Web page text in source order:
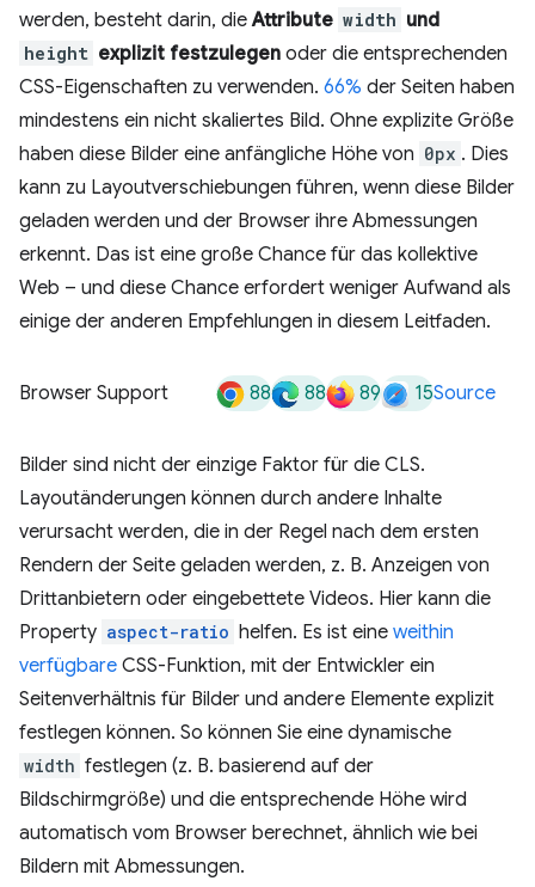
werden, besteht darin, dieAttribute width und
height explizit festzulegen oder die entsprechenden
CSS-Eigenschaften zu verwenden. 66% der Seiten haben
mindestens ein nicht skaliertes Bild. Ohne explizite Größe
haben diese Bilder eine anfängliche Höhe von 0px . Dies
kann zu Layoutverschiebungen führen, wenn diese Bilder
geladen werden und der Browser ihre Abmessungen
erkennt. Das ist eine große Chance für das kollektive
Web – und diese Chance erfordert weniger Aufwand als
einige der anderen Empfehlungen in diesem Leitfaden.
Browser Support 88 88 89 15Source
Bilder sind nicht der einzige Faktor für die CLS.
Layoutänderungen können durch andere Inhalte
verursacht werden, die in der Regel nach dem ersten
Rendern der Seite geladen werden, z. B. Anzeigen von
Drittanbietern oder eingebettete Videos. Hier kann die
Property aspect-ratio helfen. Es ist eine weithin
verfügbare CSS-Funktion, mit der Entwickler ein
Seitenverhältnis für Bilder und andere Elemente explizit
festlegen können. So können Sie eine dynamische
width festlegen (z. B. basierend auf der
Bildschirmgröße) und die entsprechende Höhe wird
automatisch vom Browser berechnet, ähnlich wie bei
Bildern mit Abmessungen.